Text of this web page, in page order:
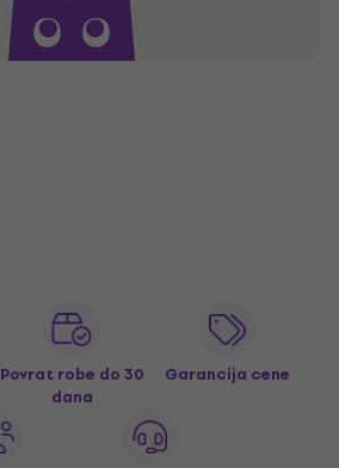
Povrat robe do 30
dana
Garancija cene